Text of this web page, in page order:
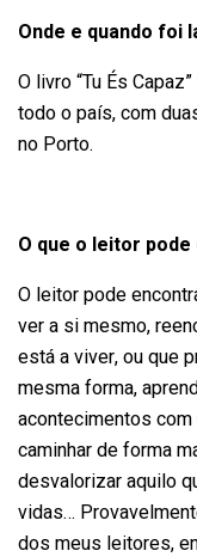
Onde e quando foi
O livro “Tu És
todo o país, com
no Porto.
O que o leitor
O leitor pode
ver a si mesmo,
está a viver, ou que
mesma forma,
acontecimentos
caminhar de forma
desvalorizar aquilo
vidas…
dos meus leitores,